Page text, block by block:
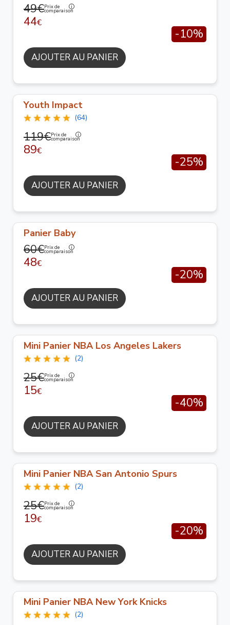
49€Prix de
comparaison
44€
-10%
AJOUTER AU PANIER
Youth Impact
(64)
119€Prix de
comparaison
89€
-25%
AJOUTER AU PANIER
Panier Baby
60€Prix de
comparaison
48€
-20%
AJOUTER AU PANIER
Mini Panier NBA Los Angeles Lakers
(2)
25€Prix de
comparaison
15€
-40%
AJOUTER AU PANIER
Mini Panier NBA San Antonio Spurs
(2)
25€Prix de
comparaison
19€
-20%
AJOUTER AU PANIER
Mini Panier NBA New York Knicks
(2)